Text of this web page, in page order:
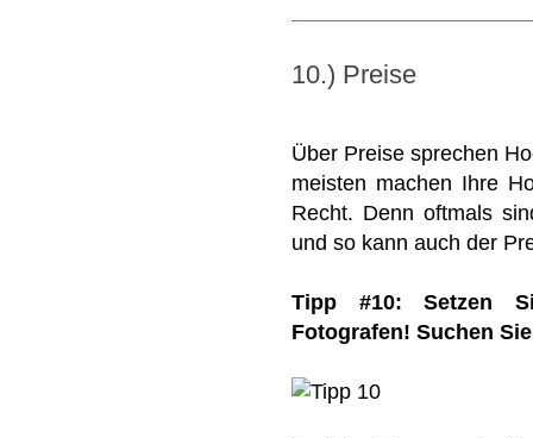
10.) Preise
Über Preise sprechen
meisten machen Ihre
Recht. Denn oftmals
und so kann auch der
Tipp #10: Setzen
Fotografen! Suchen